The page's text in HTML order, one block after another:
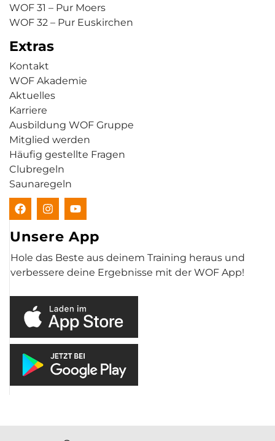
WOF 31 – Pur Moers
WOF 32 – Pur Euskirchen
Extras
Kontakt
WOF Akademie
Aktuelles
Karriere
Ausbildung WOF Gruppe
Mitglied werden
Häufig gestellte Fragen
Clubregeln
Saunaregeln
Unsere App
Hole das Beste aus deinem Training heraus und
verbessere deine Ergebnisse mit der WOF App!